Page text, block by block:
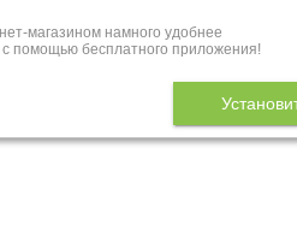
магазином намного удобнее
с помощью бесплатного приложения!